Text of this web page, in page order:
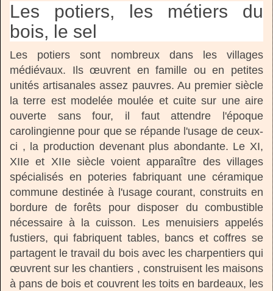
Les potiers, les métiers du
bois, le sel
Les potiers sont nombreux dans les villages
médiévaux. Ils œuvrent en famille ou en petites
unités artisanales assez pauvres. Au premier siècle
la terre est modelée moulée et cuite sur une aire
ouverte sans four, il faut attendre l'époque
carolingienne pour que se répande l'usage de ceux-
ci , la production devenant plus abondante. Le XI,
XIIe et XIIe siècle voient apparaître des villages
spécialisés en poteries fabriquant une céramique
commune destinée à l'usage courant, construits en
bordure de forêts pour disposer du combustible
nécessaire à la cuisson. Les menuisiers appelés
fustiers, qui fabriquent tables, bancs et coffres se
partagent le travail du bois avec les charpentiers qui
œuvrent sur les chantiers , construisent les maisons
à pans de bois et couvrent les toits en bardeaux, les